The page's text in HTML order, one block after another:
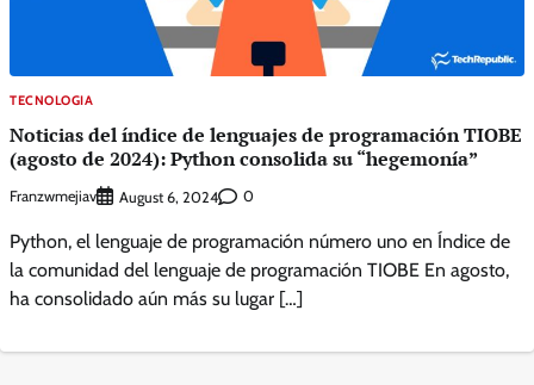
TECNOLOGIA
Noticias del índice de lenguajes de programación TIOBE
(agosto de 2024): Python consolida su “hegemonía”
Franzwmejiav August 6, 2024 0
Python, el lenguaje de programación número uno en Índice de
la comunidad del lenguaje de programación TIOBE En agosto,
ha consolidado aún más su lugar […]